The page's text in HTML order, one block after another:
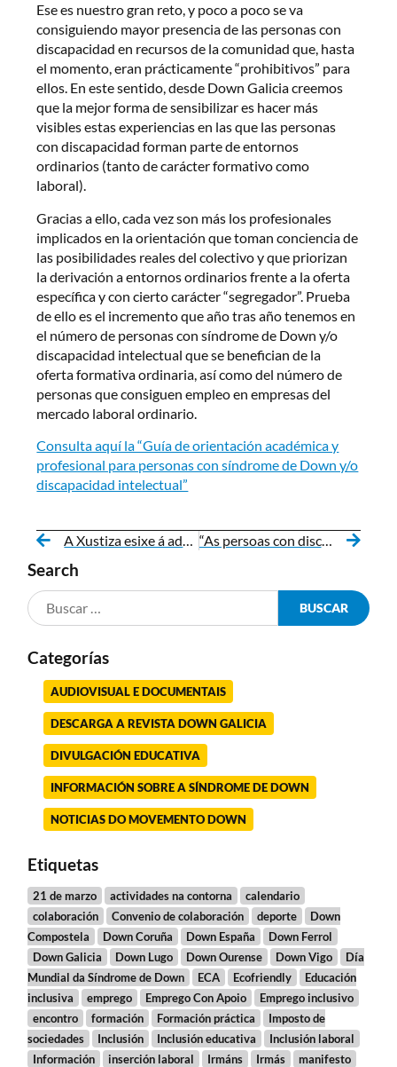
Ese es nuestro gran reto, y poco a poco se va
consiguiendo mayor presencia de las personas con
discapacidad en recursos de la comunidad que, hasta
el momento, eran prácticamente “prohibitivos” para
ellos. En este sentido, desde Down Galicia creemos
que la mejor forma de sensibilizar es hacer más
visibles estas experiencias en las que las personas
con discapacidad forman parte de entornos
ordinarios (tanto de carácter formativo como
laboral).
Gracias a ello, cada vez son más los profesionales
implicados en la orientación que toman conciencia de
las posibilidades reales del colectivo y que priorizan
la derivación a entornos ordinarios frente a la oferta
específica y con cierto carácter “segregador”. Prueba
de ello es el incremento que año tras año tenemos en
el número de personas con síndrome de Down y/o
discapacidad intelectual que se benefician de la
oferta formativa ordinaria, así como del número de
personas que consiguen empleo en empresas del
mercado laboral ordinario.
Consulta aquí la “Guía de orientación académica y
profesional para personas con síndrome de Down y/o
discapacidad intelectual”
A Xustiza esixe á administración inclusión educativa: mellor nunha aula ordinaria con apoio que nunha específica “As persoas con discapacidade intelectual teñen as mesmas necesidades de orientación académica e profesional que o resto”
Search
Categorías
AUDIOVISUAL E DOCUMENTAIS
DESCARGA A REVISTA DOWN GALICIA
DIVULGACIÓN EDUCATIVA
INFORMACIÓN SOBRE A SÍNDROME DE DOWN
NOTICIAS DO MOVEMENTO DOWN
Etiquetas
21 de marzo actividades na contorna
calendario
colaboración
Convenio de colaboración deporte
Down
Compostela
Down Coruña Down España
Down Ferrol
Down Galicia
Down Lugo Down Ourense Down Vigo
Día
Mundial da Síndrome de Down
ECA Ecofriendly
Educación
inclusiva
emprego Emprego Con Apoio
Emprego inclusivo
encontro
formación Formación práctica
Imposto de
sociedades
Inclusión Inclusión educativa
Inclusión laboral
Información
inserción laboral Irmáns Irmás manifesto